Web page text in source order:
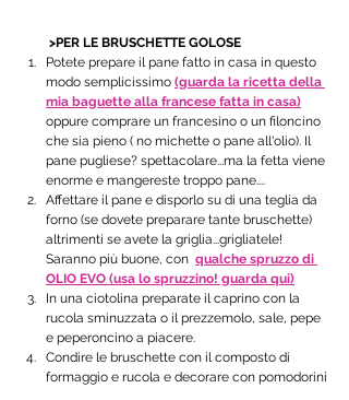
         >PER LE BRUSCHETTE GOLOSE
Potete prepare il pane fatto in casa in questo
modo semplicissimo (guarda la ricetta della
mia baguette alla francese fatta in casa)
oppure comprare un francesino o un filoncino
che sia pieno ( no michette o pane all'olio). Il
pane pugliese? spettacolare...ma la fetta viene
enorme e mangereste troppo pane....
Affettare il pane e disporlo su di una teglia da
forno (se dovete preparare tante bruschette)
altrimenti se avete la griglia...grigliatele!
Saranno più buone, con qualche spruzzo di
OLIO EVO (usa lo spruzzino! guarda qui)
In una ciotolina preparate il caprino con la
rucola sminuzzata o il prezzemolo, sale, pepe
e peperoncino a piacere.
Condire le bruschette con il composto di
formaggio e rucola e decorare con pomodorini